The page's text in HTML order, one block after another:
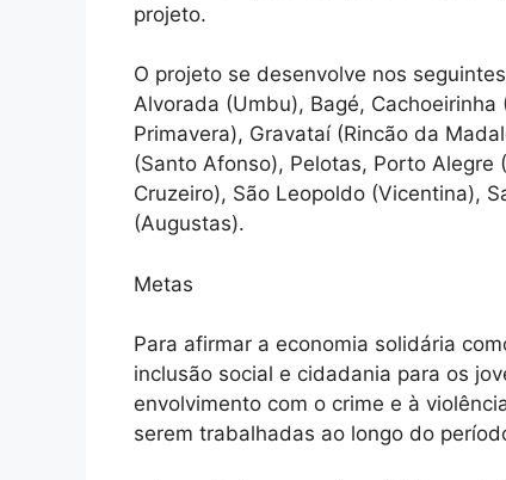
projeto.
O projeto se desenvolve nos
Alvorada (Umbu), Bagé,
Primavera), Gravataí (Rincão da
(Santo Afonso), Pelotas, Porto Alegre
Cruzeiro), São Leopoldo (Vicentina),
(Augustas).
Metas
Para afirmar a economia solidária
inclusão social e cidadania para os
envolvimento com o crime e à
serem trabalhadas ao longo do